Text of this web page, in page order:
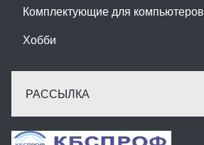
Комплектующие для компьютеров
Хобби
РАССЫЛКА